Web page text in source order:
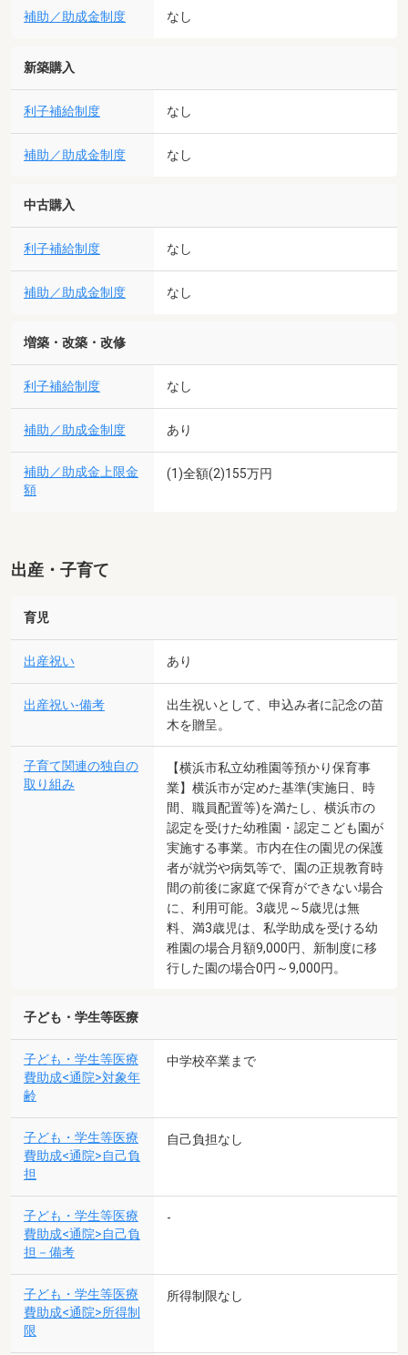
補助／助成金制度 なし
新築購入
利子補給制度 なし
補助／助成金制度 なし
中古購入
利子補給制度 なし
補助／助成金制度 なし
増築・改築・改修
利子補給制度 なし
補助／助成金制度 あり
補助／助成金上限金
額
(1)全額(2)155万円
出産・子育て
育児
出産祝い あり
出産祝い-備考
出生祝いとして、申込み者に記念の苗
木を贈呈。
子育て関連の独自の
取り組み
【横浜市私立幼稚園等預かり保育事
業】横浜市が定めた基準(実施日、時
間、職員配置等)を満たし、横浜市の
認定を受けた幼稚園・認定こども園が
実施する事業。市内在住の園児の保護
者が就労や病気等で、園の正規教育時
間の前後に家庭で保育ができない場合
に、利用可能。3歳児～5歳児は無
料、満3歳児は、私学助成を受ける幼
稚園の場合月額9,000円、新制度に移
行した園の場合0円～9,000円。
子ども・学生等医療
子ども・学生等医療
費助成<通院>対象年
齢
中学校卒業まで
子ども・学生等医療
費助成<通院>自己負
担
自己負担なし
子ども・学生等医療
費助成<通院>自己負
担－備考
-
子ども・学生等医療
費助成<通院>所得制
限
所得制限なし